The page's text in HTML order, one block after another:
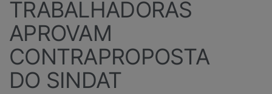
TRABALHADORAS
APROVAM
CONTRAPROPOSTA
DO SINDAT